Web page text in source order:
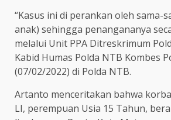
“Kasus ini di perankan oleh sama-
anak) sehingga penangananya
melalui Unit PPA Ditreskrimum
Kabid Humas Polda NTB Kombes
(07/02/2022) di Polda NTB.
Artanto menceritakan bahwa
LI, perempuan Usia 15 Tahun,